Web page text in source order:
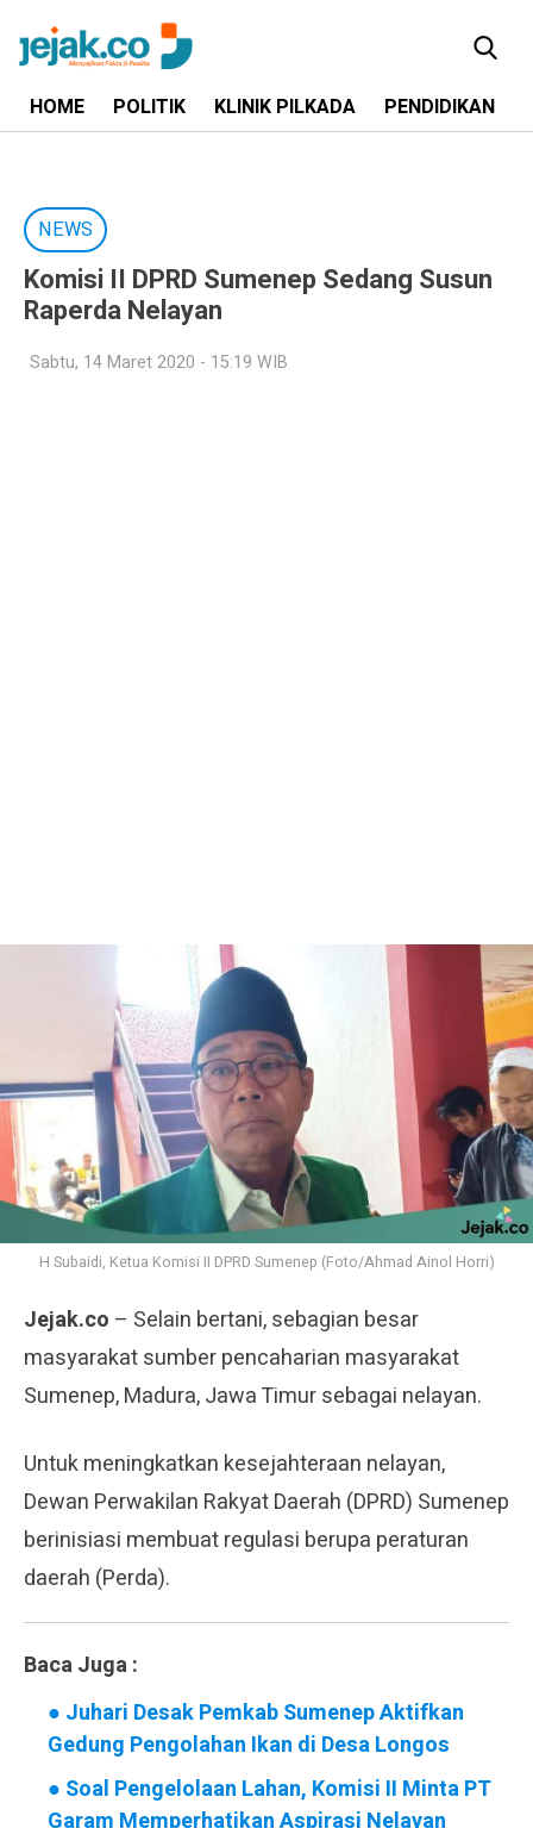
HOME POLITIK KLINIK PILKADA PENDIDIKAN
NEWS
Komisi II DPRD Sumenep Sedang Susun
Raperda Nelayan
Sabtu, 14 Maret 2020 - 15:19 WIB
H Subaidi, Ketua Komisi II DPRD Sumenep (Foto/Ahmad Ainol Horri)
Jejak.co – Selain bertani, sebagian besar
masyarakat sumber pencaharian masyarakat
Sumenep, Madura, Jawa Timur sebagai nelayan.
Untuk meningkatkan kesejahteraan nelayan,
Dewan Perwakilan Rakyat Daerah (DPRD) Sumenep
berinisiasi membuat regulasi berupa peraturan
daerah (Perda).
Baca Juga :
● Juhari Desak Pemkab Sumenep Aktifkan
Gedung Pengolahan Ikan di Desa Longos
● Soal Pengelolaan Lahan, Komisi II Minta PT
Garam Memperhatikan Aspirasi Nelayan